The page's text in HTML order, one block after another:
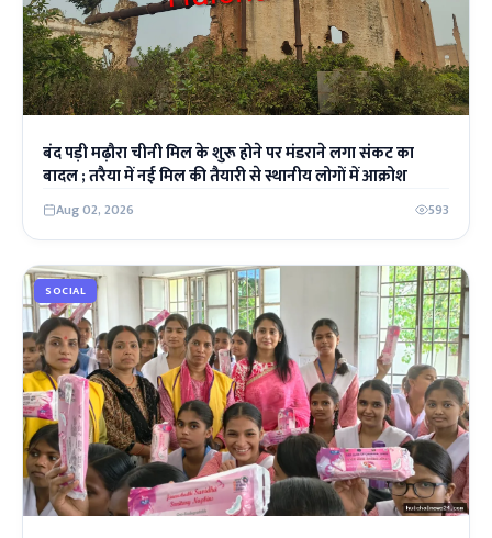
बंद पड़ी मढ़ौरा चीनी मिल के शुरू होने पर मंडराने लगा संकट का
बादल ; तरैया में नई मिल की तैयारी से स्थानीय लोगों में आक्रोश
Aug 02, 2026 593
SOCIAL